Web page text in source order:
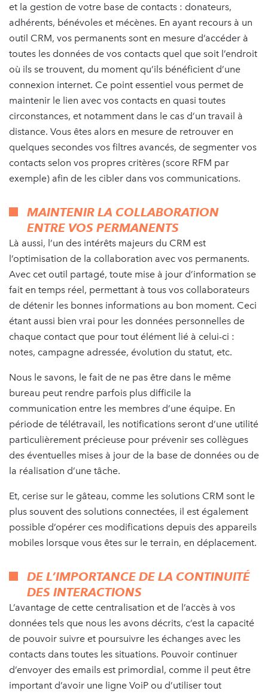
et la gestion de votre base de contacts : donateurs,
adhérents, bénévoles et mécènes. En ayant recours à un
outil CRM, vos permanents sont en mesure d’accéder à
toutes les données de vos contacts quel que soit l’endroit
où ils se trouvent, du moment qu’ils bénéficient d’une
connexion internet. Ce point essentiel vous permet de
maintenir le lien avec vos contacts en quasi toutes
circonstances, et notamment dans le cas d’un travail à
distance. Vous êtes alors en mesure de retrouver en
quelques secondes vos filtres avancés, de segmenter vos
contacts selon vos propres critères (score RFM par
exemple) afin de les cibler dans vos communications.
MAINTENIR LA COLLABORATION
ENTRE VOS PERMANENTS
Là aussi, l’un des intérêts majeurs du CRM est
l’optimisation de la collaboration avec vos permanents.
Avec cet outil partagé, toute mise à jour d’information se
fait en temps réel, permettant à tous vos collaborateurs
de détenir les bonnes informations au bon moment. Ceci
étant aussi bien vrai pour les données personnelles de
chaque contact que pour tout élément lié à celui-ci :
notes, campagne adressée, évolution du statut, etc.
Nous le savons, le fait de ne pas être dans le même
bureau peut rendre parfois plus difficile la
communication entre les membres d’une équipe. En
période de télétravail, les notifications seront d’une utilité
particulièrement précieuse pour prévenir ses collègues
des éventuelles mises à jour de la base de données ou de
la réalisation d’une tâche.
Et, cerise sur le gâteau, comme les solutions CRM sont le
plus souvent des solutions connectées, il est également
possible d’opérer ces modifications depuis des appareils
mobiles lorsque vous êtes sur le terrain, en déplacement.
DE L’IMPORTANCE DE LA CONTINUITÉ
DES INTERACTIONS
L’avantage de cette centralisation et de l’accès à vos
données tels que nous les avons décrits, c’est la capacité
de pouvoir suivre et poursuivre les échanges avec les
contacts dans toutes les situations. Pouvoir continuer
d’envoyer des emails est primordial, comme il peut être
important d’avoir une ligne VoiP ou d’utiliser tout